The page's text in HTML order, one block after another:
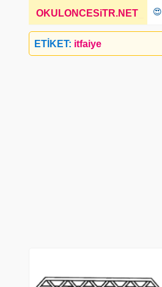
OKULONCESiTR.NET 😍
ETİKET: itfaiye